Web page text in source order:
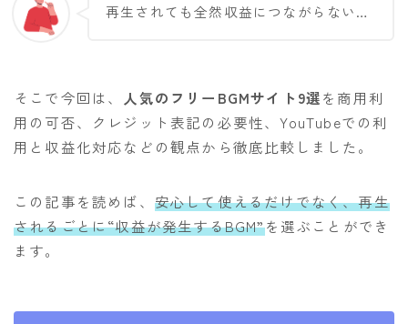
再生されても全然収益につながらない…
そこで今回は、 人気のフリーBGMサイト9選を商用利
用の可否、クレジット表記の必要性、YouTubeでの利
用と収益化対応などの観点から徹底比較しました。
この記事を読めば、 安心して使えるだけでなく、再生
されるごとに“収益が発生するBGM”を選ぶことができ
ます。